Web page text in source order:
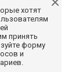
хотят
принять
форму
и